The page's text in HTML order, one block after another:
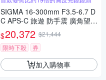
SIGMA 16-300mm F3.5-6.7 D
C APS-C 旅遊 防手震 廣角望遠
鏡頭 For SONY E-mount (公司
貨)
$20,372 $21,444
限時下殺
券
加入購物車